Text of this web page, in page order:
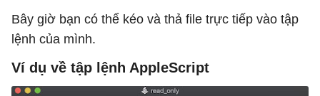
Bây giờ bạn có thể kéo và thả file trực tiếp vào tập
lệnh của mình.
Ví dụ về tập lệnh AppleScript